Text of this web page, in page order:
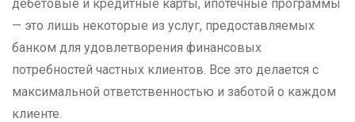
дебетовые и кредитные карты, ипотечные программы
— это лишь некоторые из услуг, предоставляемых
банком для удовлетворения финансовых
потребностей частных клиентов. Все это делается с
максимальной ответственностью и заботой о каждом
клиенте.